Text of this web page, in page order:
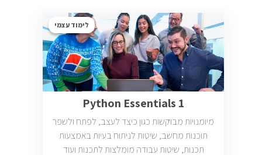
לימוד עצמי
Python Essentials 1
מיומנויות מבוקשות כגון כיצד לעצב, לפתח ולשפר
תוכנות מחשב, שיטות לניתוח בעיות באמצעות
תכנות, שיטות עבודה מומלצות לתכנות ועוד